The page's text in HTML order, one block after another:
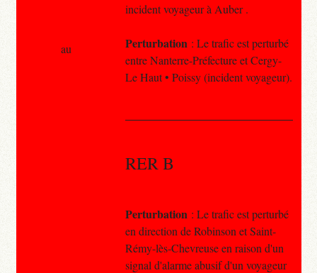
incident voyageur à Auber .
Perturbation : Le trafic est perturbé
entre Nanterre-Préfecture et Cergy-
Le Haut • Poissy (incident voyageur).
RER B
Perturbation : Le trafic est perturbé
en direction de Robinson et Saint-
Rémy-lès-Chevreuse en raison d'un
signal d'alarme abusif d'un voyageur
au